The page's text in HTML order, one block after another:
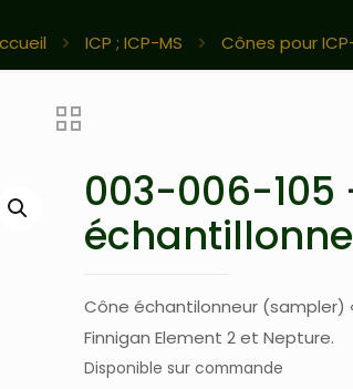
ICP ; ICP-MS Cônes pour
003-006-105
Cône échantilonneur (sampler)
Finnigan Element 2 et Nepture.
Disponible sur commande